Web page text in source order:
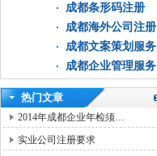
成都条形码注册
成都海外公司注册
成都文案策划服务
成都企业管理服务
热门文章
2014年成都企业年检须…
实业公司注册要求